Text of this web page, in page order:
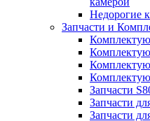
Недорогие
Запчасти и
Запчасти
Запчасти
Запчасти